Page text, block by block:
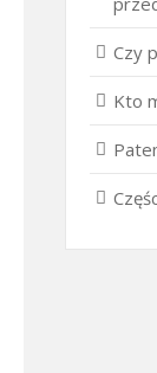
Czy
Kto